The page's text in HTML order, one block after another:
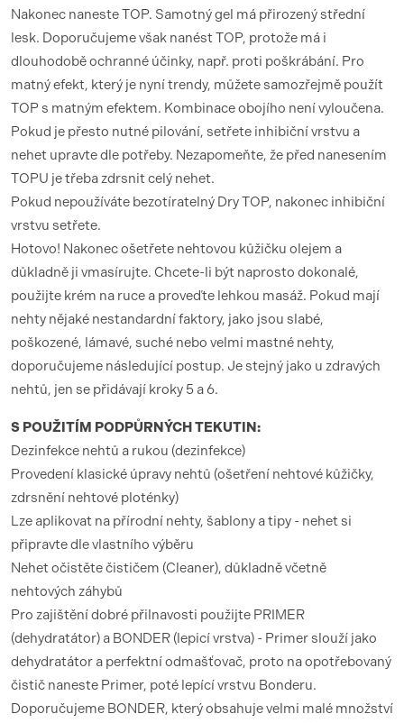
Nakonec naneste TOP. Samotný gel má přirozený střední
lesk. Doporučujeme však nanést TOP, protože má i
dlouhodobě ochranné účinky, např. proti poškrábání. Pro
matný efekt, který je nyní trendy, můžete samozřejmě použít
TOP s matným efektem. Kombinace obojího není vyloučena.
Pokud je přesto nutné pilování, setřete inhibiční vrstvu a
nehet upravte dle potřeby. Nezapomeňte, že před nanesením
TOPU je třeba zdrsnit celý nehet.
Pokud nepoužíváte bezotíratelný Dry TOP, nakonec inhibiční
vrstvu setřete.
Hotovo! Nakonec ošetřete nehtovou kůžičku olejem a
důkladně ji vmasírujte. Chcete-li být naprosto dokonalé,
použijte krém na ruce a proveďte lehkou masáž. Pokud mají
nehty nějaké nestandardní faktory, jako jsou slabé,
poškozené, lámavé, suché nebo velmi mastné nehty,
doporučujeme následující postup. Je stejný jako u zdravých
nehtů, jen se přidávají kroky 5 a 6.
S POUŽITÍM PODPŮRNÝCH TEKUTIN:
Dezinfekce nehtů a rukou (dezinfekce)
Provedení klasické úpravy nehtů (ošetření nehtové kůžičky,
zdrsnění nehtové ploténky)
Lze aplikovat na přírodní nehty, šablony a tipy - nehet si
připravte dle vlastního výběru
Nehet očistěte čističem (Cleaner), důkladně včetně
nehtových záhybů
Pro zajištění dobré přilnavosti použijte PRIMER
(dehydratátor) a BONDER (lepicí vrstva) - Primer slouží jako
dehydratátor a perfektní odmašťovač, proto na opotřebovaný
čistič naneste Primer, poté lepící vrstvu Bonderu.
Doporučujeme BONDER, který obsahuje velmi malé množství